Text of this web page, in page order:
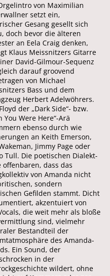
von Maximilian
setzt ein,
Gesang gesellt sich
doch bevor die älteren
an Eela Craig denken,
Klaus Meissnitzers Gitarre
David-Gilmour-Sequenz
darauf groovend
von Michael
Bass und dem
Herbert Adelwöhrers.
der „Dark Side“- bzw.
You Were Here“-Arä
ebenso durch wie
an Keith Emerson,
Jimmy Page oder
Tull. Die poetischen Dialekt-
offenbaren, dass das
von Amanda nicht
sondern
Gefilden stammt. Dicht
akzentuiert von
die weit mehr als bloße
sind, vielmehr
Bestandteil der
des Amanda-
Ein Sound, der
in der
wildert, ohne